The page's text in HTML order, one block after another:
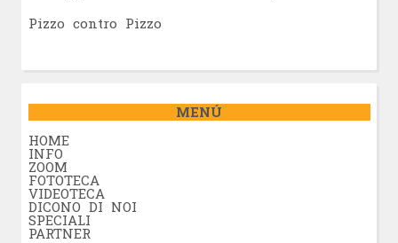
Pizzo contro Pizzo
MENÚ
HOME
INFO
ZOOM
FOTOTECA
VIDEOTECA
DICONO DI NOI
SPECIALI
PARTNER